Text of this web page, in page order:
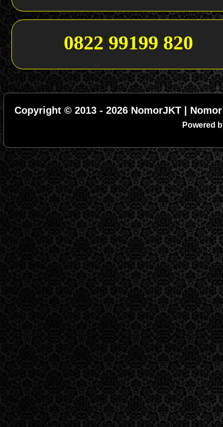
0822 99199 820
Copyright © 2013 - 2026 NomorJKT |
Powered